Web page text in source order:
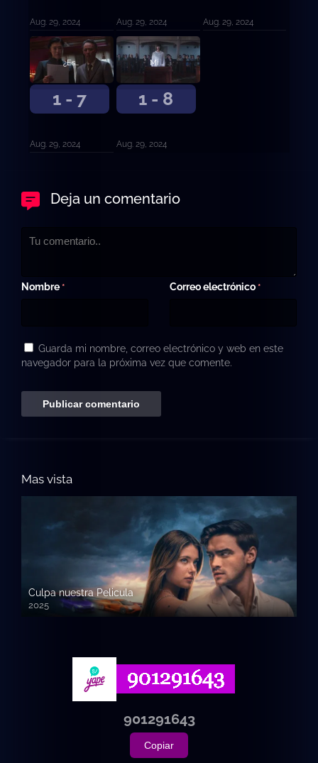
Aug. 29, 2024 Aug. 29, 2024 Aug. 29, 2024
1 - 7
¿Es delito enamorarse?
Aug. 29, 2024
1 - 8
Mi vida, mis normas.
Aug. 29, 2024
Deja un comentario
Nombre * Correo electrónico *
Guarda mi nombre, correo electrónico y web en este
navegador para la próxima vez que comente.
Mas vista
Culpa nuestra Pelicula
2025
720p HD
901291643
Copiar